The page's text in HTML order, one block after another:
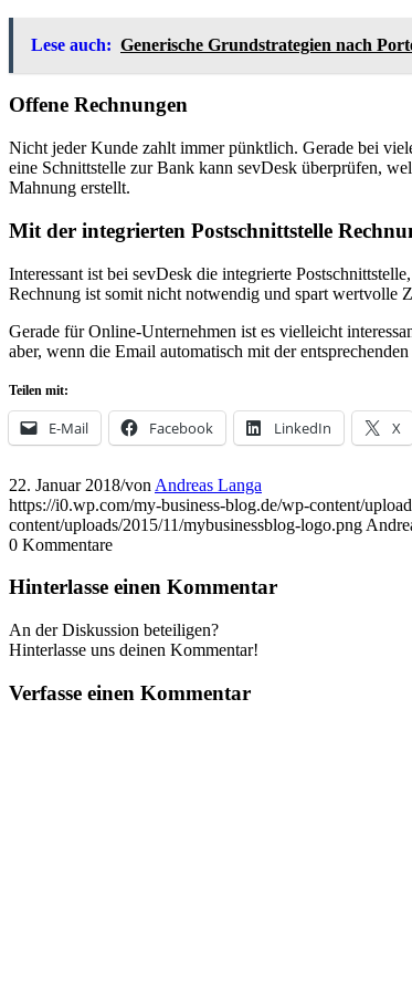
Lese auch: Generische Grundstrategien nach
Offene Rechnungen
Nicht jeder Kunde zahlt immer pünktlich. Gerade bei
eine Schnittstelle zur Bank kann sevDesk überprüfen,
Mahnung erstellt.
Mit der integrierten Postschnittstelle
Interessant ist bei sevDesk die integrierte
Rechnung ist somit nicht notwendig und spart wertvolle
Gerade für Online-Unternehmen ist es vielleicht
aber, wenn die Email automatisch mit der
Teilen mit:
E-Mail Facebook LinkedIn X
22. Januar 2018/von Andreas Langa
https://i0.wp.com/my-business-blog.de/wp-content/
content/uploads/2015/11/mybusinessblog-logo.png
0 Kommentare
Hinterlasse einen Kommentar
An der Diskussion beteiligen?
Hinterlasse uns deinen Kommentar!
Verfasse einen Kommentar